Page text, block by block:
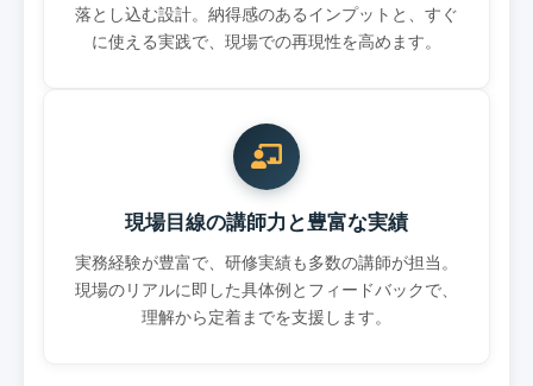
落とし込む設計。納得感のあるインプットと、すぐ
に使える実践で、現場での再現性を高めます。
現場目線の講師力と豊富な実績
実務経験が豊富で、研修実績も多数の講師が担当。
現場のリアルに即した具体例とフィードバックで、
理解から定着までを支援します。